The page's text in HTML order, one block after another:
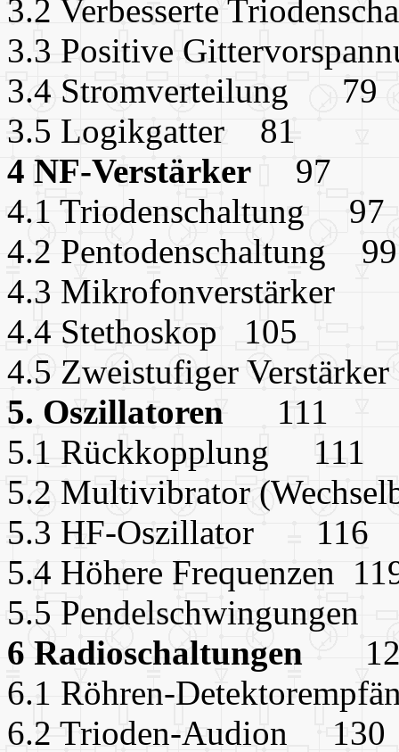
3.2 Verbesserte
3.3 Positive
3.4 Stromverteilung 79
3.5 Logikgatter 81
4 NF-Verstärker 97
4.1 Triodenschaltung 97
4.2 Pentodenschaltung
4.3
4.4 Stethoskop 105
4.5 Zweistufiger
5. Oszillatoren 111
5.1 Rückkopplung 111
5.2 Multivibrator
5.3 HF-Oszillator 116
5.4 Höhere Frequenzen
5.5
6 Radioschaltungen
6.1 Röhren-
6.2 Trioden-Audion 130